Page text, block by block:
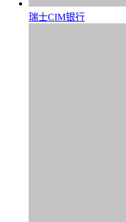
瑞士CIM银行